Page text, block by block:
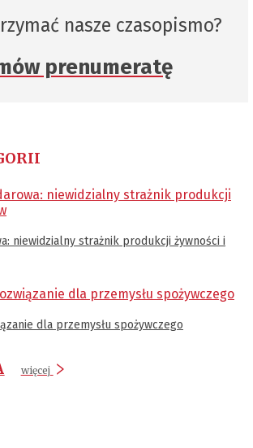
nasze czasopismo?
prenumeratę
niewidzialny strażnik produkcji żywności i
dla przemysłu spożywczego
więcej